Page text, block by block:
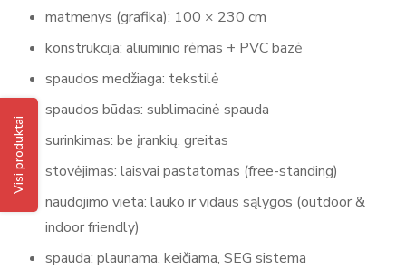
Visi produktai
matmenys (grafika): 100 × 230 cm
konstrukcija: aliuminio rėmas + PVC bazė
spaudos medžiaga: tekstilė
spaudos būdas: sublimacinė spauda
surinkimas: be įrankių, greitas
stovėjimas: laisvai pastatomas (free-standing)
naudojimo vieta: lauko ir vidaus sąlygos (outdoor &
indoor friendly)
spauda: plaunama, keičiama, SEG sistema